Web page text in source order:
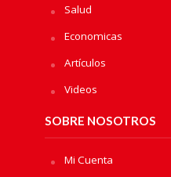
Salud
Economicas
Artículos
Videos
SOBRE NOSOTROS
Mi Cuenta